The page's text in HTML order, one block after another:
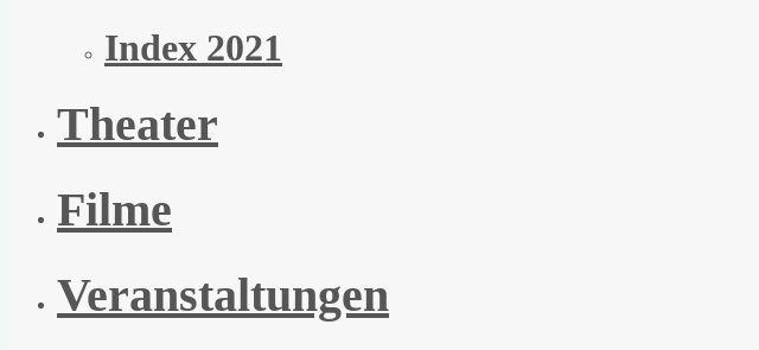
Index 2021
Theater
Filme
Veranstaltungen